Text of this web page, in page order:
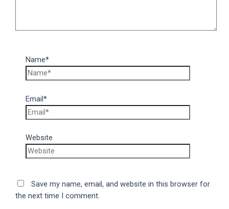
Name*
Email*
Website
Save my name, email, and website in this browser for
the next time I comment.